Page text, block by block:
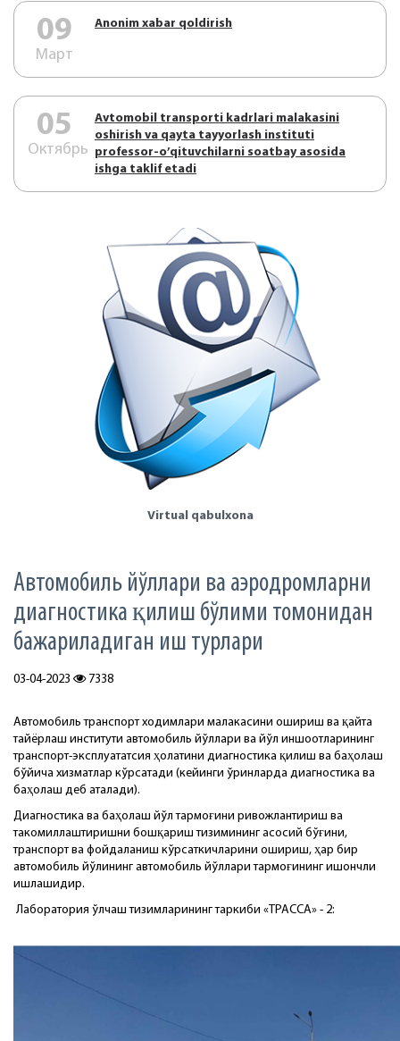
09
Март
Аnonim xabar qoldirish
05
Октябрь
Аvtоmоbil trаnspоrti kаdrlаri mаlаkаsini
оshirish vа qаytа tаyyorlаsh instituti
prоfеssоr-o’qituvchilаrni sоаtbаy аsоsidа
ishgа tаklif etаdi
Virtual qabulxona
Автомобиль йўллари ва аэродромларни
диагностика қилиш бўлими томонидан
бажариладиган иш турлари
03-04-2023 7338
Автомобиль транспорт ходимлари малакасини ошириш ва қайта
тайёрлаш институти автомобиль йўллари ва йўл иншоотларининг
транспорт-эксплуататсия ҳолатини диагностика қилиш ва баҳолаш
бўйича хизматлар кўрсатади (кейинги ўринларда диагностика ва
баҳолаш деб аталади).
Диагностика ва баҳолаш йўл тармоғини ривожлантириш ва
такомиллаштиришни бошқариш тизимининг асосий бўғини,
транспорт ва фойдаланиш кўрсаткичларини ошириш, ҳар бир
автомобиль йўлининг автомобиль йўллари тармоғининг ишончли
ишлашидир.
Лаборатория ўлчаш тизимларининг таркиби «ТРАССА» - 2: